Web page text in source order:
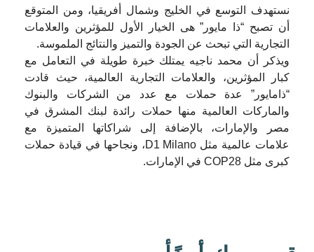
نستهدف التوسع في الخليج وشمال أفريقيا، ومن المتوقع
أن تصبح “ذا مايور” هى الخيار الأول للمؤثرين والعلامات
التجارية التي تبحث عن الجودة والتميز والنتائج الملموسة.
ويذكر أن محمد ناجيه يمتلك خبرة طويلة في التعامل مع
كبار المؤثرين، والعلامات التجارية العالمية، حيث قادت
“ذامايور” عدة حملات مع عدد من الشركات والبنوك
والماركات العالمية منها حملات رائدة لبنك المشرق في
مصر والإمارات، بالإضافة إلى شراكاتها المتميزة مع
علامات عالمية مثل D1 Milano، ونجاحها في قيادة حملات
كبرى مثل COP28 في الإمارات.